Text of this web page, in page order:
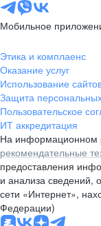
Мобильное
Этика и комплаенс
Оказание услуг
Использование
Защита
Пользовательское
ИТ аккредитация
На информационном
рекомендательные
предоставления
и анализа сведений,
сети «Интернет»,
Федерации)